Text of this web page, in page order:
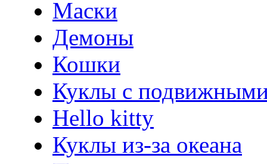
Маски
Демоны
Кошки
Куклы с
Hello kitty
Куклы из-за океана